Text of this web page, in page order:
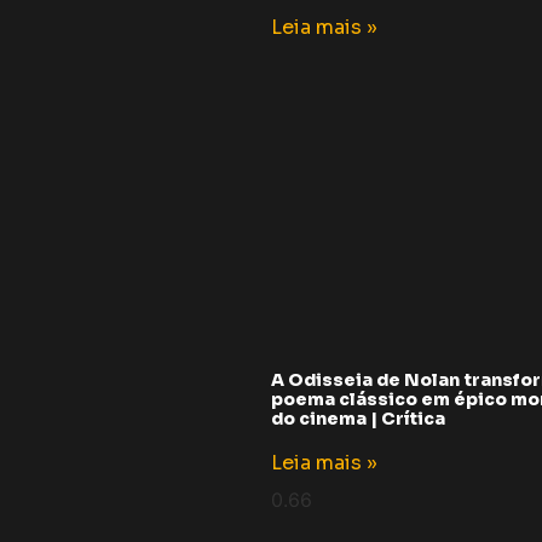
Leia mais »
A Odisseia de Nolan
poema clássico em épico
do cinema | Crítica
Leia mais »